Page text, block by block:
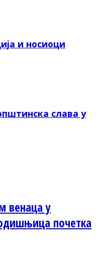
и носиоци
слава у
венаца у
почетка